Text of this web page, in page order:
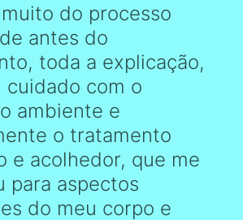
do processo
antes do
toda a explicação,
cuidado com o
ambiente e
o tratamento
e acolhedor, que me
para aspectos
do meu corpo e